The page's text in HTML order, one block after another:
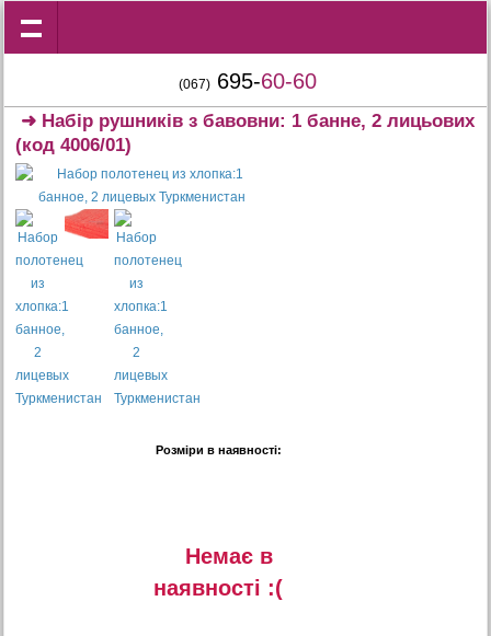
(067) 695-60-60
➜ Набір рушників з бавовни: 1 банне, 2 лицьових
(код 4006/01)
Розміри в наявності:
Немає в
наявностi :(